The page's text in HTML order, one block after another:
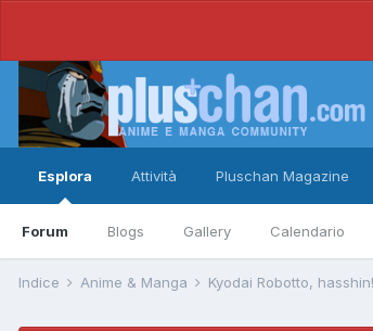
Esplora
Forum Blogs Gallery Calendario
Attività Pluschan Magazine
Indice Anime & Manga Kyodai Robotto, hasshin!